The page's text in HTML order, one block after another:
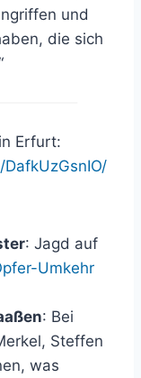
und
die sich
Erfurt:
: Jagd auf
Umkehr
: Bei
Steffen
was